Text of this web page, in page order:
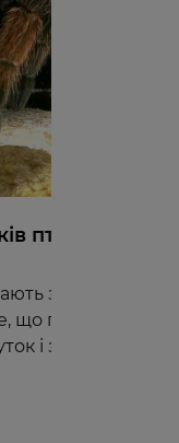
птахоїдів
зовнішнє
що павук птахоїд,
і знерушивш...